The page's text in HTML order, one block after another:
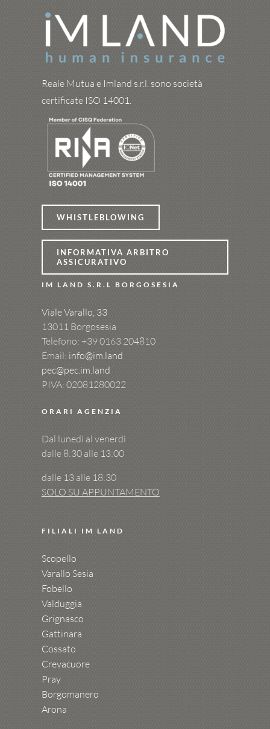
Reale Mutua e Imland s.r.l. sono società
certificate ISO 14001.
WHISTLEBLOWING
INFORMATIVA ARBITRO
ASSICURATIVO
IM LAND S.R.L BORGOSESIA
Viale Varallo, 33
13011 Borgosesia
Telefono: +390163 204810
Email: info@im.land
pec@pec.im.land
PIVA: 02081280022
ORARI AGENZIA
Dal lunedì al venerdì
dalle 8:30 alle 13:00
dalle 13 alle 18:30
SOLO SU APPUNTAMENTO
FILIALI IM LAND
Scopello
Varallo Sesia
Fobello
Valduggia
Grignasco
Gattinara
Cossato
Crevacuore
Pray
Borgomanero
Arona